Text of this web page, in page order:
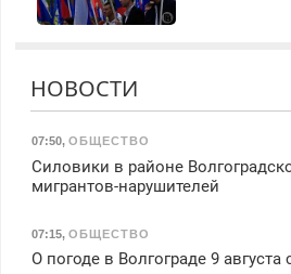
НОВОСТИ
07:50, ОБЩЕСТВО
Силовики в районе
мигрантов-нарушителей
07:15, ОБЩЕСТВО
О погоде в Волгограде 9